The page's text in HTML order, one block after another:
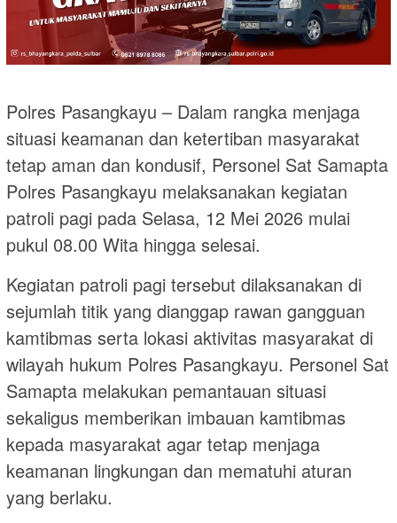
Polres Pasangkayu – Dalam rangka menjaga
situasi keamanan dan ketertiban masyarakat
tetap aman dan kondusif, Personel Sat Samapta
Polres Pasangkayu melaksanakan kegiatan
patroli pagi pada Selasa, 12 Mei 2026 mulai
pukul 08.00 Wita hingga selesai.
Kegiatan patroli pagi tersebut dilaksanakan di
sejumlah titik yang dianggap rawan gangguan
kamtibmas serta lokasi aktivitas masyarakat di
wilayah hukum Polres Pasangkayu. Personel Sat
Samapta melakukan pemantauan situasi
sekaligus memberikan imbauan kamtibmas
kepada masyarakat agar tetap menjaga
keamanan lingkungan dan mematuhi aturan
yang berlaku.